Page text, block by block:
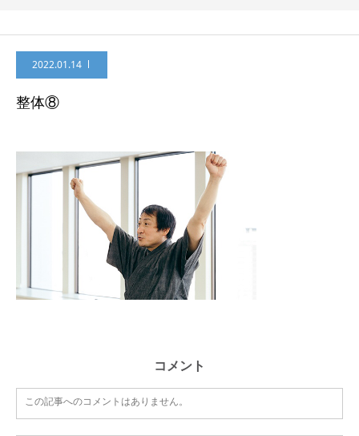
2022.01.14
整体⑧
コメント
この記事へのコメントはありません。